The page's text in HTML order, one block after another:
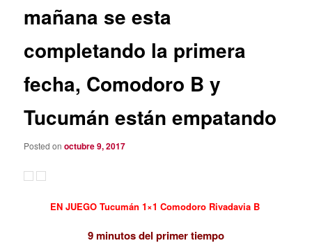
mañana se esta
completando la primera
fecha, Comodoro B y
Tucumán están empatando
Posted onoctubre 9, 2017
EN JUEGO Tucumán 1×1 Comodoro Rivadavia B
9 minutos del primer tiempo